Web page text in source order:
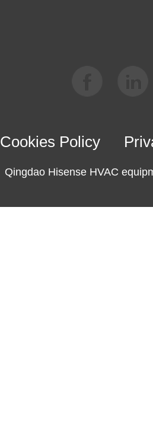
Cookies Policy
Qingdao Hisense HVAC